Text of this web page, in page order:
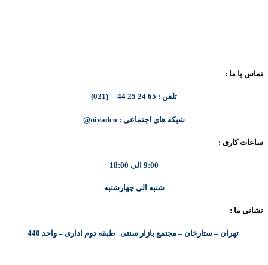
تماس با ما :
تلفن : 65 24 25 44 (021)
شبکه های اجتماعی : nivadco@
ساعات کاری :
9:00 الی 18:00
شنبه الی چهارشتبه
نشانی ما :
تهران – ستارخان – مجتمع بازار سنتی طبقه دوم اداری – واحد 440